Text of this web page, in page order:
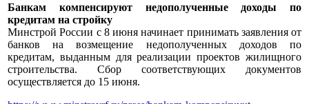
Банкам компенсируют недополученные доходы по
кредитам на стройку
Минстрой России с 8 июня начинает принимать заявления от
банков на возмещение недополученных доходов по
кредитам, выданным для реализации проектов жилищного
строительства. Сбор соответствующих документов
осуществляется до 15 июня.